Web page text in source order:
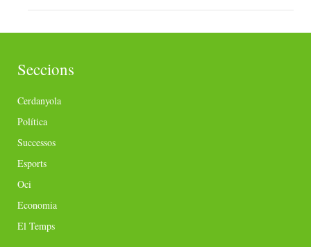
Seccions
Cerdanyola
Política
Successos
Esports
Oci
Economia
El Temps